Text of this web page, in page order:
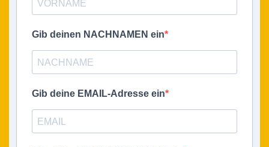
Gib deinen NACHNAMEN ein
Gib deine EMAIL-Adresse ein